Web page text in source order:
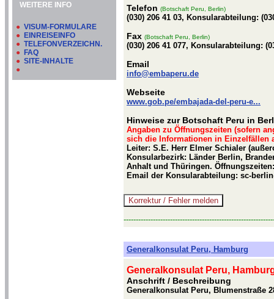
WEITERE INFO
● VISUM-FORMULARE
● EINREISEINFO
● TELEFONVERZEICHN.
● FAQ
● SITE-INHALTE
●
Telefon (Botschaft Peru, Berlin)
(030) 206 41 03, Konsularabteilung:
Fax (Botschaft Peru, Berlin)
(030) 206 41 077, Konsularabteilung:
Email
info@embaperu.de
Webseite
www.gob.pe/embajada-del-peru-e...
Hinweise zur Botschaft Peru in
Angaben zu Öffnungszeiten (sofern
sich die Informationen in Einzelfällen
Leiter: S.E. Herr Elmer Schialer
Konsularbezirk: Länder Berlin,
Anhalt und Thüringen.
Email der Konsularabteilung: sc-
Generalkonsulat Peru, Hamburg
Generalkonsulat Peru,
Anschrift / Beschreibung
Generalkonsulat Peru, Blumenstraße